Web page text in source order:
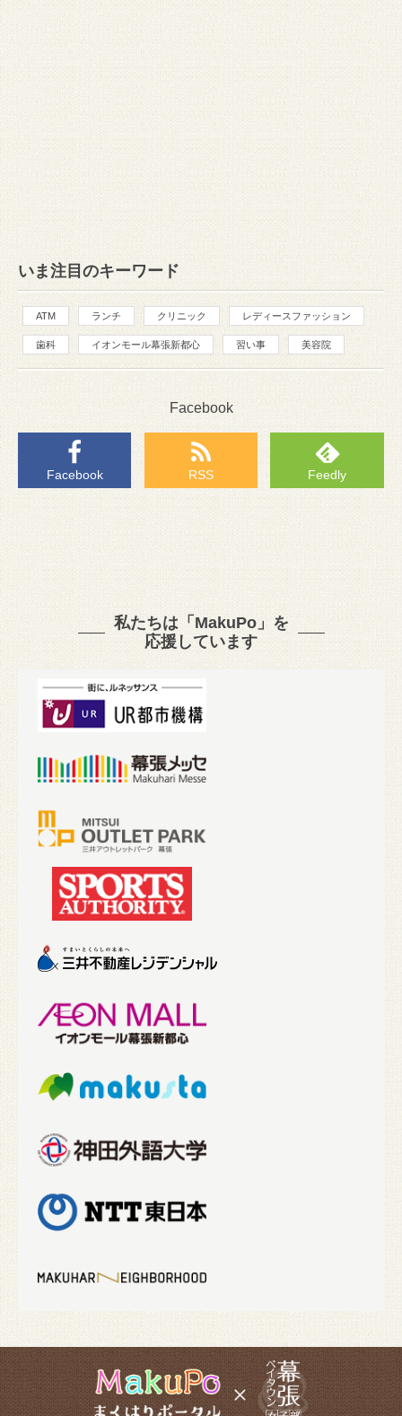
いま注目のキーワード
ATM ランチ クリニック レディースファッション
歯科 イオンモール幕張新都心 習い事 美容院
Facebook
Facebook RSS Feedly
私たちは「MakuPo」を
応援しています